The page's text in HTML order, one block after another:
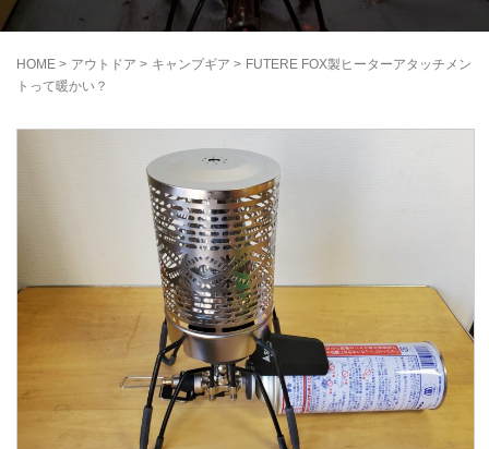
HOME > アウトドア > キャンプギア > FUTERE FOX製ヒーターアタッチメン
トって暖かい？